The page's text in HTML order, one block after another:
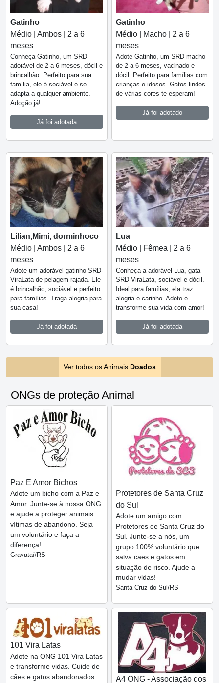
Gatinho
Médio | Ambos | 2 a 6
meses
Conheça Gatinho, um SRD
adorável de 2 a 6 meses, dócil e
brincalhão. Perfeito para sua
família, ele é sociável e se
adapta a qualquer ambiente.
Adoção já!
Já foi adotada
Gatinho
Médio | Macho | 2 a 6
meses
Adote Gatinho, um SRD macho
de 2 a 6 meses, vacinado e
dócil. Perfeito para famílias com
crianças e idosos. Gatos lindos
de várias cores te esperam!
Já foi adotado
Lilian,Mimi, dorminhoco
Médio | Ambos | 2 a 6
meses
Adote um adorável gatinho SRD-
ViraLata de pelagem rajada. Ele
é brincalhão, sociável e perfeito
para famílias. Traga alegria para
sua casa!
Já foi adotada
Lua
Médio | Fêmea | 2 a 6
meses
Conheça a adorável Lua, gata
SRD-ViraLata, sociável e dócil.
Ideal para famílias, ela traz
alegria e carinho. Adote e
transforme sua vida com amor!
Já foi adotada
Ver todos os Animais Doados
ONGs de proteção Animal
Paz E Amor Bichos
Adote um bicho com a Paz e
Amor. Junte-se à nossa ONG
e ajude a proteger animais
vítimas de abandono. Seja
um voluntário e faça a
diferença!
Gravataí/RS
Protetores de Santa Cruz
do Sul
Adote um amigo com
Protetores de Santa Cruz do
Sul. Junte-se a nós, um
grupo 100% voluntário que
salva cães e gatos em
situação de risco. Ajude a
mudar vidas!
Santa Cruz do Sul/RS
101 Vira Latas
Adote na ONG 101 Vira Latas
e transforme vidas. Cuide de
cães e gatos abandonados
A4 ONG - Associação dos